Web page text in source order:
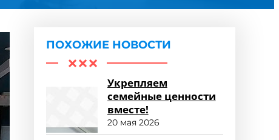
ПОХОЖИЕ НОВОСТИ
Укрепляем
семейные ценности
вместе!
20 мая 2026